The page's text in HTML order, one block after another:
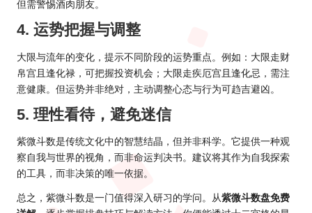
但需警惕酒肉朋友。
4. 运势把握与调整
大限与流年的变化，提示不同阶段的运势重点。例如：大限走财
帛宫且逢化禄，可把握投资机会；大限走疾厄宫且逢化忌，需注
意健康。但运势并非绝对，主动调整心态与行为可趋吉避凶。
5. 理性看待，避免迷信
紫微斗数是传统文化中的智慧结晶，但并非科学。它提供一种观
察自我与世界的视角，而非命运判决书。建议将其作为自我探索
的工具，而非决策的唯一依据。
总之，紫微斗数是一门值得深入研习的学问。从紫微斗数盘免费